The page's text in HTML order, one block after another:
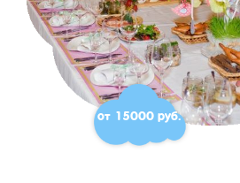
от 15000 руб.